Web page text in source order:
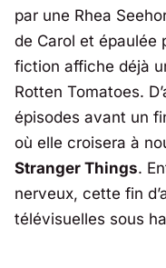
par une Rhea
de Carol et épaulée
fiction affiche déjà
Rotten Tomatoes.
épisodes avant un
où elle croisera à
Stranger Things.
nerveux, cette fin
télévisuelles sous